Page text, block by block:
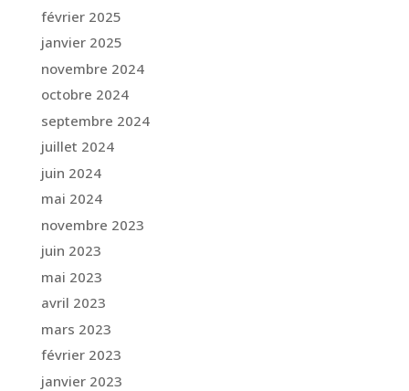
février 2025
janvier 2025
novembre 2024
octobre 2024
septembre 2024
juillet 2024
juin 2024
mai 2024
novembre 2023
juin 2023
mai 2023
avril 2023
mars 2023
février 2023
janvier 2023